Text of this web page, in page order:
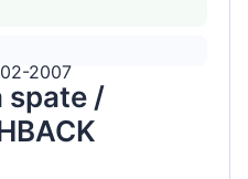
2007
spate /